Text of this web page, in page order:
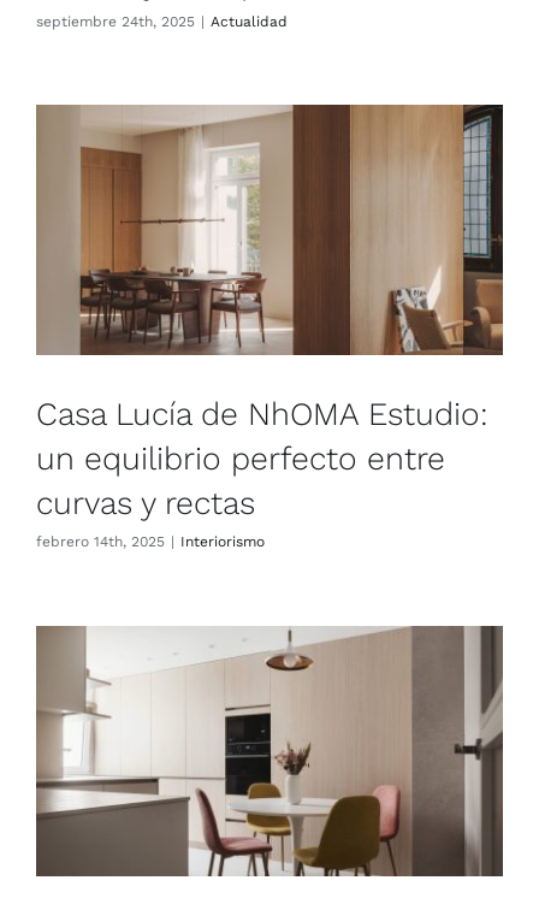
sep­tiem­bre 24th, 2025 | Actua­li­dad
Casa Lucía de NhOMA Estudio:
un equilibrio perfecto entre
curvas y rectas
febre­ro 14th, 2025 | Inte­rio­ris­mo